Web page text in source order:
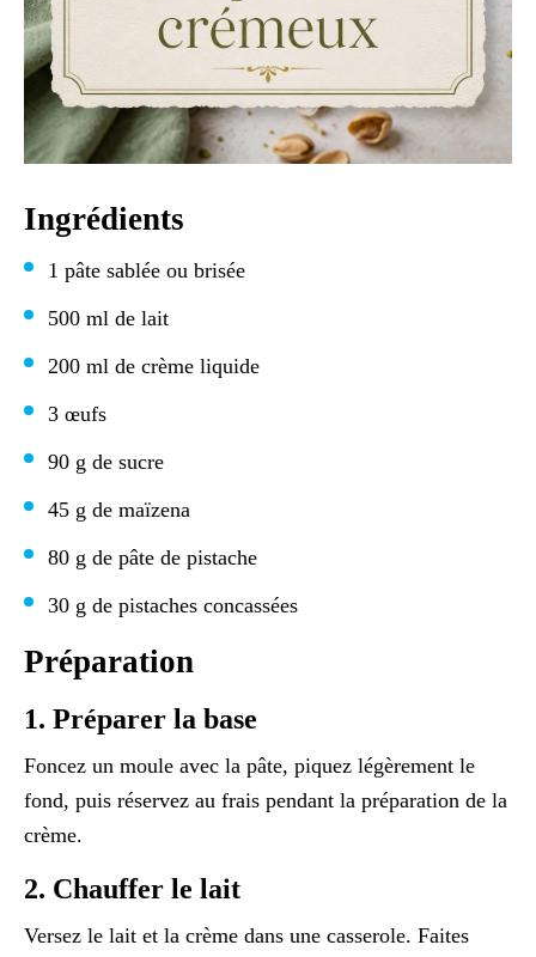
Ingrédients
1 pâte sablée ou brisée
500 ml de lait
200 ml de crème liquide
3 œufs
90 g de sucre
45 g de maïzena
80 g de pâte de pistache
30 g de pistaches concassées
Préparation
1. Préparer la base
Foncez un moule avec la pâte, piquez légèrement le
fond, puis réservez au frais pendant la préparation de la
crème.
2. Chauffer le lait
Versez le lait et la crème dans une casserole. Faites